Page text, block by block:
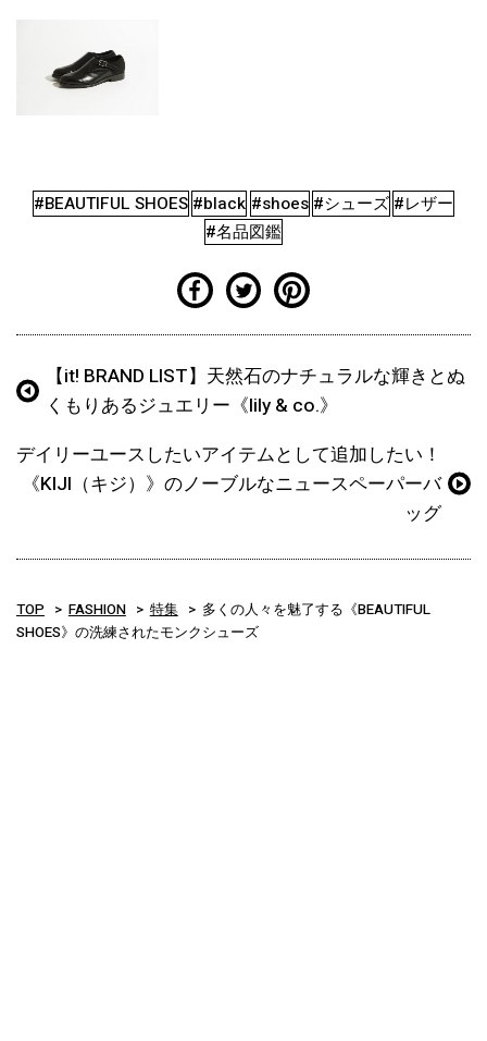
#BEAUTIFUL SHOES #black #shoes #シューズ #レザー
#名品図鑑
【it! BRAND LIST】天然石のナチュラルな輝きとぬ
くもりあるジュエリー《lily & co.》
デイリーユースしたいアイテムとして追加したい！
《KIJI（キジ）》のノーブルなニュースペーパーバ
ッグ
TOP FASHION 特集
多くの人々を魅了する《BEAUTIFUL
SHOES》の洗練されたモンクシューズ